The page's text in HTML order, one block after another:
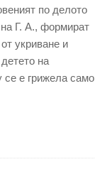
по делото
Г. А., формират
укриване и
на
се е грижела само